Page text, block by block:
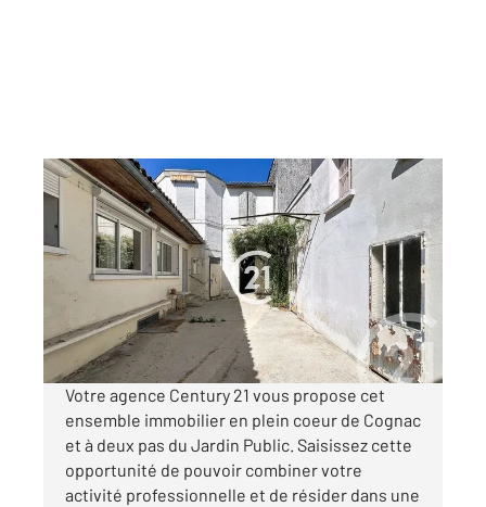
COGNAC 16
134 m2, 10 pièces
Ref : 3042
Maison à vendre
143 900 €
Visiter le site dédié
Votre agence Century 21 vous propose cet
ensemble immobilier en plein coeur de Cognac
et à deux pas du Jardin Public. Saisissez cette
opportunité de pouvoir combiner votre
activité professionnelle et de résider dans une